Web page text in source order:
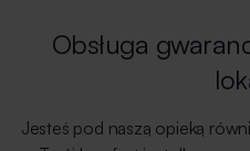
Obsługa
Jesteś pod naszą opieką